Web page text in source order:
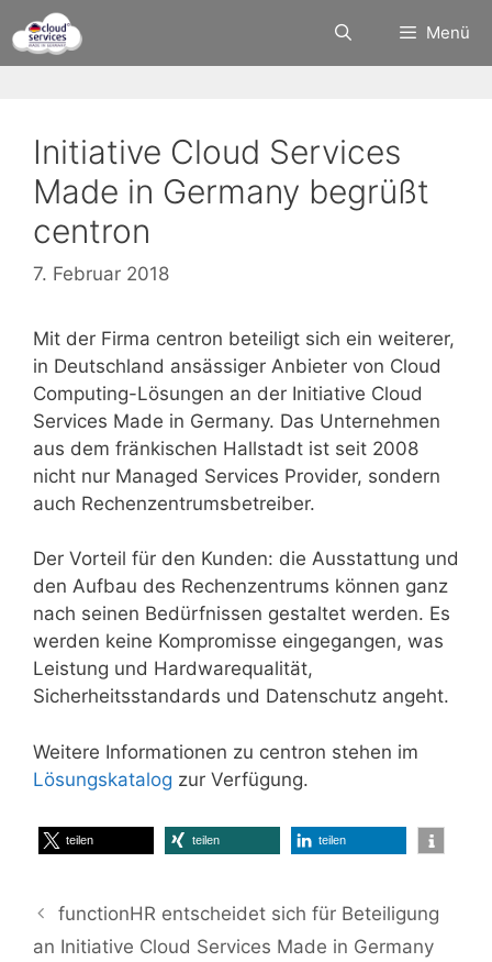
Inhalt
springen
Menü
Initiative Cloud Services
Made in Germany begrüßt
centron
7. Februar 2018
Mit der Firma centron beteiligt sich ein weiterer,
in Deutschland ansässiger Anbieter von Cloud
Computing-Lösungen an der Initiative Cloud
Services Made in Germany. Das Unternehmen
aus dem fränkischen Hallstadt ist seit 2008
nicht nur Managed Services Provider, sondern
auch Rechenzentrumsbetreiber.
Der Vorteil für den Kunden: die Ausstattung und
den Aufbau des Rechenzentrums können ganz
nach seinen Bedürfnissen gestaltet werden. Es
werden keine Kompromisse eingegangen, was
Leistung und Hardwarequalität,
Sicherheitsstandards und Datenschutz angeht.
Weitere Informationen zu centron stehen im
Lösungskatalog zur Verfügung.
teilen teilen teilen
functionHR entscheidet sich für Beteiligung
an Initiative Cloud Services Made in Germany